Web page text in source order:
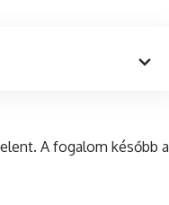
A fogalom később a